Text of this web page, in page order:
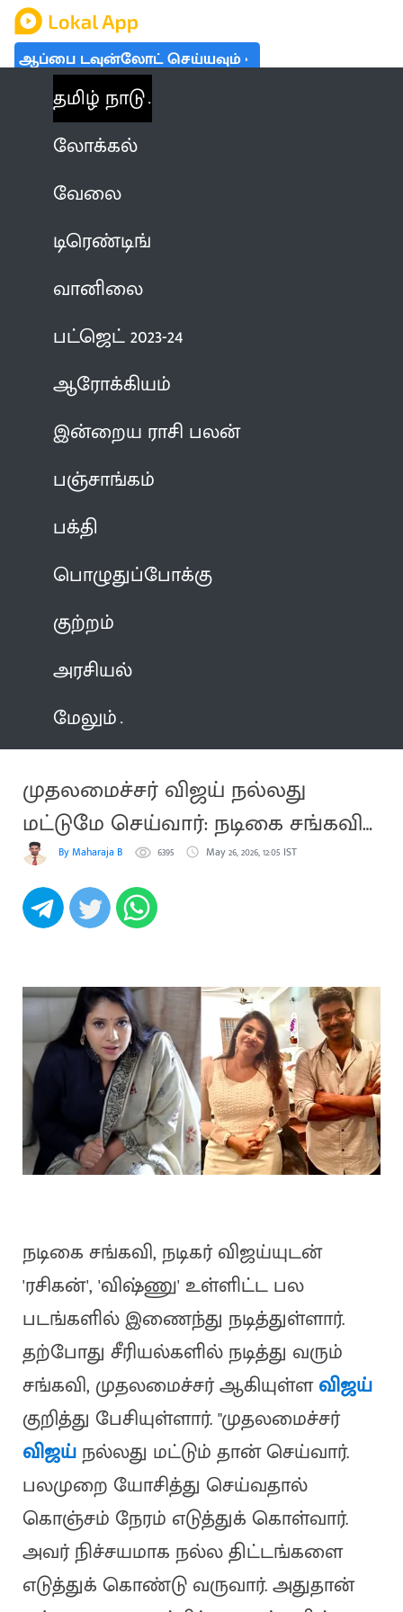
ஆப்பை டவுன்லோட் செய்யவும்
தமிழ் நாடு
லோக்கல்
வேலை
டிரெண்டிங்
வானிலை
பட்ஜெட் 2023-24
ஆரோக்கியம்
இன்றைய ராசி பலன்
பஞ்சாங்கம்
பக்தி
பொழுதுப்போக்கு
குற்றம்
அரசியல்
மேலும்
முதலமைச்சர் விஜய் நல்லது
மட்டுமே செய்வார்: நடிகை சங்கவி
நம்பிக்கை
By Maharaja B 6395 May 26, 2026, 12:05 IST
நடிகை சங்கவி, நடிகர் விஜய்யுடன்
'ரசிகன்', 'விஷ்ணு' உள்ளிட்ட பல
படங்களில் இணைந்து நடித்துள்ளார்.
தற்போது சீரியல்களில் நடித்து வரும்
சங்கவி, முதலமைச்சர் ஆகியுள்ளவிஜய்
குறித்து பேசியுள்ளார். "முதலமைச்சர்
விஜய்நல்லது மட்டும் தான் செய்வார்.
பலமுறை யோசித்து செய்வதால்
கொஞ்சம் நேரம் எடுத்துக் கொள்வார்.
அவர் நிச்சயமாக நல்ல திட்டங்களை
எடுத்துக் கொண்டு வருவார். அதுதான்